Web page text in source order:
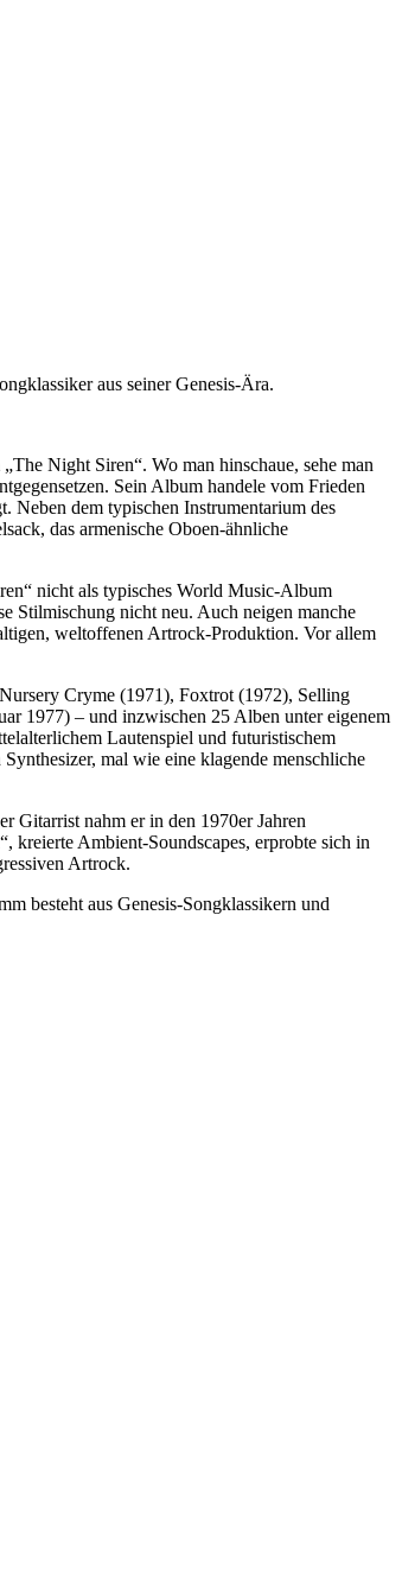
aus seiner Genesis-Ära.
Night Siren“. Wo man hinschaue, sehe man
Sein Album handele vom Frieden
Neben dem typischen Instrumentarium des
das armenische Oboen-ähnliche
nicht als typisches World Music-Album
Stilmischung nicht neu. Auch neigen manche
weltoffenen Artrock-Produktion. Vor allem
Cryme (1971), Foxtrot (1972), Selling
1977) – und inzwischen 25 Alben unter eigenem
Lautenspiel und futuristischem
mal wie eine klagende menschliche
Gitarrist nahm er in den 1970er Jahren
Ambient-Soundscapes, erprobte sich in
Artrock.
besteht aus Genesis-Songklassikern und